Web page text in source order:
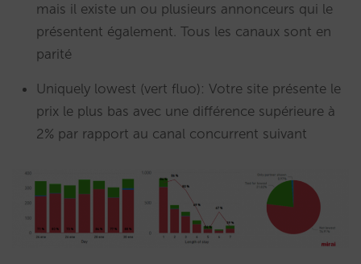
mais il existe un ou plusieurs annonceurs qui le
présentent également. Tous les canaux sont en
parité
Uniquely lowest (vert fluo): Votre site présente le
prix le plus bas avec une différence supérieure à
2% par rapport au canal concurrent suivant